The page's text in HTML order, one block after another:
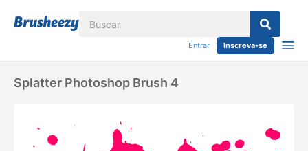
Entrar Inscreva-se
Splatter Photoshop Brush 4